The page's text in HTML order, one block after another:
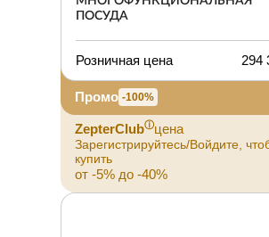
ПОСУДА
Розничная цена 294
Промо -100%
ZepterClubⓘцена
Зарегистрируйтесь/Войдите,
купить
от -5% до -40%